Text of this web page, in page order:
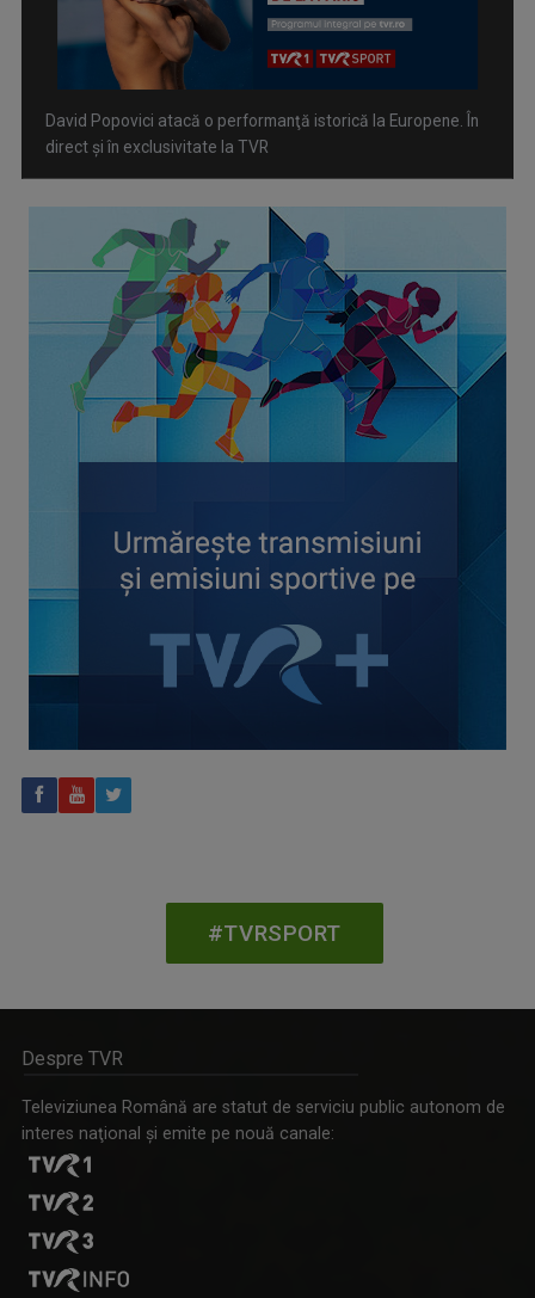
David Popovici atacă o performanţă istorică la Europene. În
direct şi în exclusivitate la TVR
Spectacol total la TVR: David Popovici și tricolorii luptă
CONCACAF respinge planul FIFA de privatizare parțială a
Tenis internațional la Târgu Mureș! TVR Sport transmite
finalele AXERIA Open WTA 125
#TVRSPORT
Despre TVR
Televiziunea Română are statut de serviciu public autonom de
interes naţional şi emite pe nouă canale: